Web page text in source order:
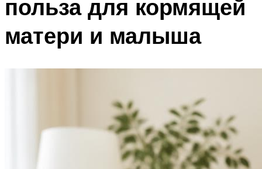
польза для кормящей
матери и малыша